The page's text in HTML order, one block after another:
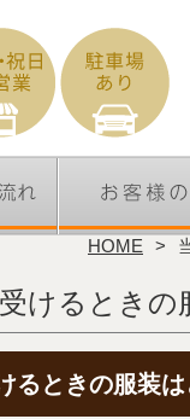
HOME
けるとき
るときの服装